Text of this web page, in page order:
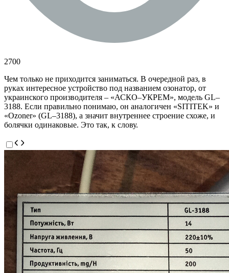
2700
Чем только не приходится заниматься. В очередной раз, в
руках интересное устройство под названием озонатор, от
украинского производителя – «АСКО–УКРЕМ», модель GL–
3188. Если правильно понимаю, он аналогичен «SITITEK» и
«Ozoner» (GL–3188), а значит внутреннее строение схоже, и
болячки одинаковые. Это так, к слову.